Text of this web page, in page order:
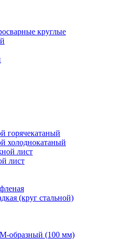
круглые
горячекатаный
холоднокатаный
лист
(круг стальной)